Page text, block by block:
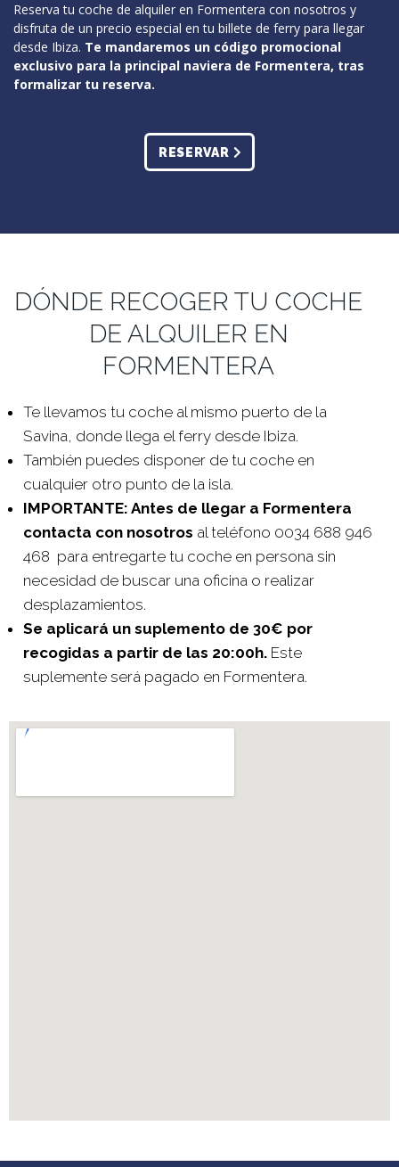
Reserva tu coche de alquiler en Formentera con nosotros y
disfruta de un precio especial en tu billete de ferry para llegar
desde Ibiza. Te mandaremos un código promocional
exclusivo para la principal naviera de Formentera, tras
formalizar tu reserva.
RESERVAR
DÓNDE RECOGER TU COCHE
DE ALQUILER EN
FORMENTERA
Te llevamos tu coche al mismo puerto de la
Savina, donde llega el ferry desde Ibiza.
También puedes disponer de tu coche en
cualquier otro punto de la isla.
IMPORTANTE: Antes de llegar a Formentera
contacta con nosotros al teléfono 0034 688 946
468 para entregarte tu coche en persona sin
necesidad de buscar una oficina o realizar
desplazamientos.
Se aplicará un suplemento de 30€ por
recogidas a partir de las 20:00h.Este
suplemente será pagado en Formentera.